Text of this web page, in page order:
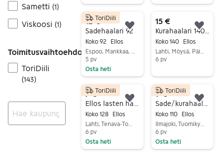
Sametti (1)
Viskoosi (1)
Toimitusvaihtoehdot
ToriDiili
(143)
12 €
Sadehaalari 92
Koko 92
Ellos
5 pv
Osta heti
ToriDiili
Lisää suosikiksi.
15 €
Kurahaalari 140cm
Koko 140
Ellos
6 pv
7 €
Koko 128
Ellos
6 pv
Osta heti
ToriDiili
Lisää suosikiksi.
9 €
Koko 110
Ellos
Ilmajoki, Tuomikylä, Etelä-Pohjanmaa
6 pv
Osta heti
ToriDiili